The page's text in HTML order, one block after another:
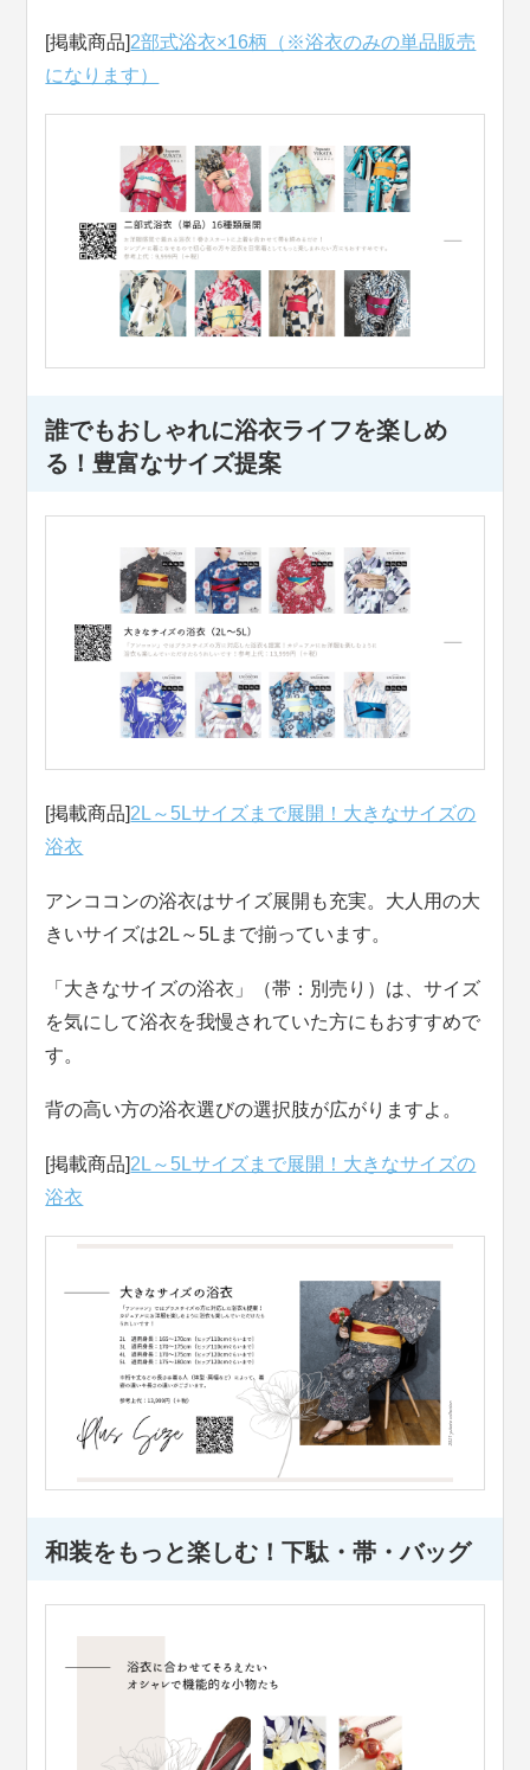
[掲載商品]2部式浴衣×16柄（※浴衣のみの単品販売
になります）
誰でもおしゃれに浴衣ライフを楽しめ
る！豊富なサイズ提案
[掲載商品]2L～5Lサイズまで展開！大きなサイズの
浴衣
アンココンの浴衣はサイズ展開も充実。大人用の大
きいサイズは2L～5Lまで揃っています。
「大きなサイズの浴衣」（帯：別売り）は、サイズ
を気にして浴衣を我慢されていた方にもおすすめで
す。
背の高い方の浴衣選びの選択肢が広がりますよ。
[掲載商品]2L～5Lサイズまで展開！大きなサイズの
浴衣
和装をもっと楽しむ！下駄・帯・バッグ